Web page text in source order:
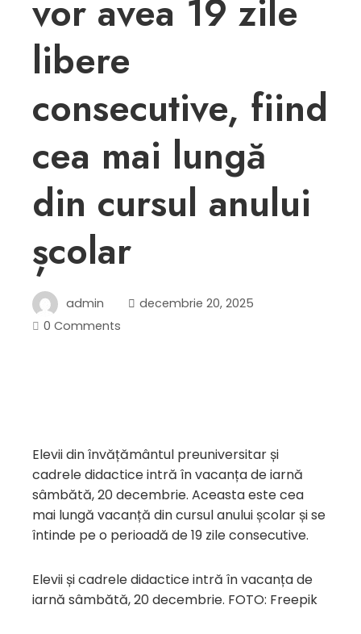
vor avea 19 zile
libere
consecutive, fiind
cea mai lungă
din cursul anului
școlar
admin
decembrie 20, 2025
0 Comments
Elevii din învățământul preuniversitar și
cadrele didactice intră în vacanța de iarnă
sâmbătă, 20 decembrie. Aceasta este cea
mai lungă vacanță din cursul anului școlar și se
întinde pe o perioadă de 19 zile consecutive.
Elevii și cadrele didactice intră în vacanța de
iarnă sâmbătă, 20 decembrie. FOTO: Freepik